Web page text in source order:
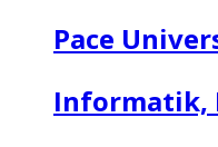
Pace
Informatik,